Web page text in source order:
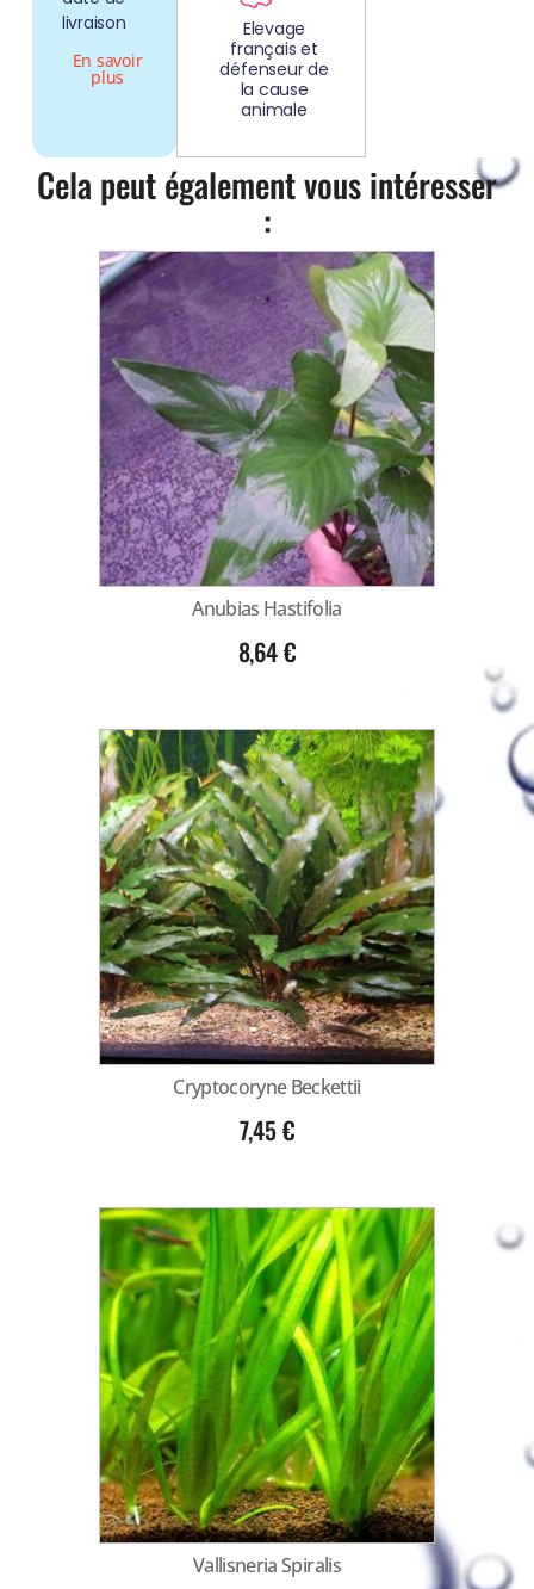
livraison
En savoir
plus
Elevage
français et
défenseur de
la cause
animale
Cela peut également vous intéresser
:
Anubias Hastifolia
8,64€
Cryptocoryne Beckettii
7,45€
Vallisneria Spiralis